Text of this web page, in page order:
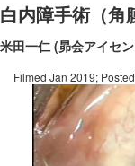
白内障手術（角
米田一仁 (昴会アイセ
Filmed Jan 2019;